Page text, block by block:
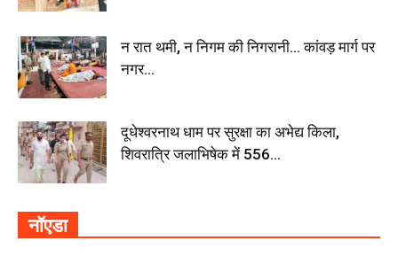
न रात थमी, न निगम की निगरानी… कांवड़ मार्ग पर
नगर...
दूधेश्वरनाथ धाम पर सुरक्षा का अभेद्य किला,
शिवरात्रि जलाभिषेक में 556...
नॉएडा